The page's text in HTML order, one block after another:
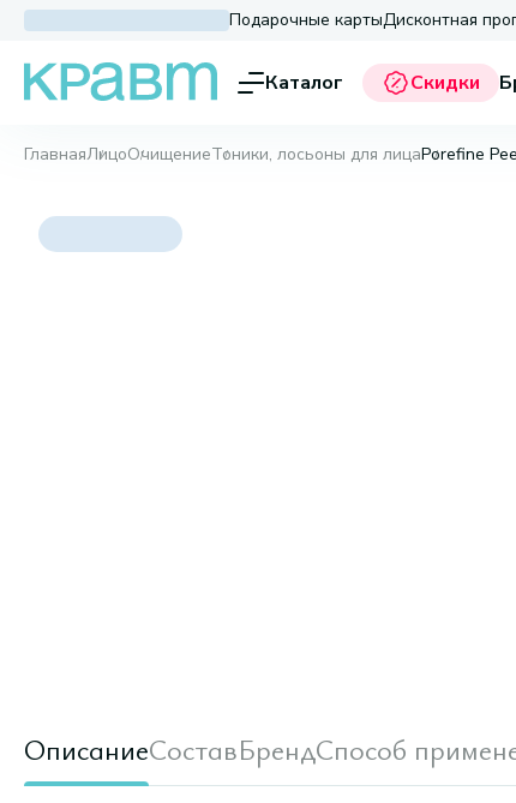
Подарочные картыДисконтная
Каталог Скидки
ГлавнаяЛицоОчищениеТоники, лосьоны для лицаPorefine
ОписаниеСоставБрендСпособ